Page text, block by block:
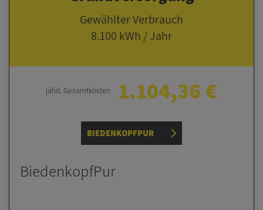
Gewählter Verbrauch
8.100 kWh / Jahr
jährl. Gesamt­kosten 1.104,36 €
BIEDENKOPFPUR
BiedenkopfPur